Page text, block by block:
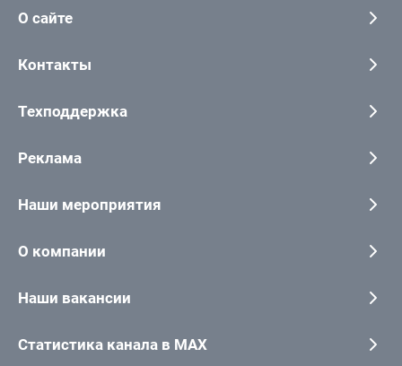
О сайте
Контакты
Техподдержка
Реклама
Наши мероприятия
О компании
Наши вакансии
Статистика канала в MAX